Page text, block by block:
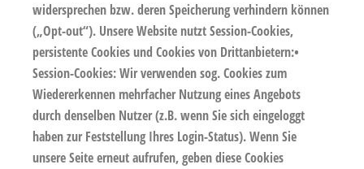
widersprechen bzw. deren Speicherung verhindern können
(„Opt-out“). Unsere Website nutzt Session-Cookies,
persistente Cookies und Cookies von Drittanbietern:•
Session-Cookies:Wir verwenden sog. Cookies zum
Wiedererkennen mehrfacher Nutzung eines Angebots
durch denselben Nutzer (z.B. wenn Sie sich eingeloggt
haben zur Feststellung Ihres Login-Status). Wenn Sie
unsere Seite erneut aufrufen, geben diese Cookies